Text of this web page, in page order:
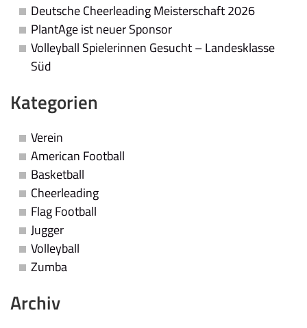
Deutsche Cheerleading Meisterschaft 2026
PlantAge ist neuer Sponsor
Volleyball Spielerinnen Gesucht – Landesklasse
Süd
Kategorien
Verein
American Football
Basketball
Cheerleading
Flag Football
Jugger
Volleyball
Zumba
Archiv